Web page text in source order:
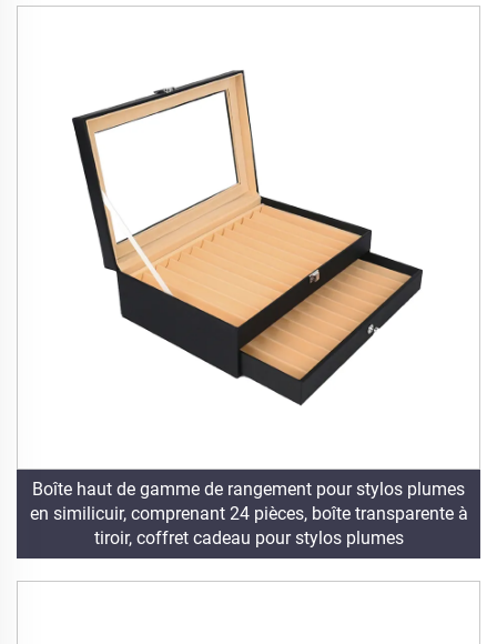
Boîte haut de gamme de rangement pour stylos plumes
en similicuir, comprenant 24 pièces, boîte transparente à
tiroir, coffret cadeau pour stylos plumes